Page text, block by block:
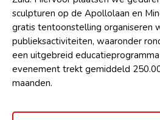
sculpturen op de Apollolaan en
gratis tentoonstelling organiseren
publieksactiviteiten, waaronder
een uitgebreid
evenement trekt gemiddeld
maanden.